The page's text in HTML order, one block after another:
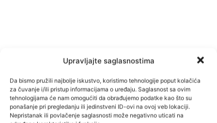
Upravljajte saglasnostima
Da bismo pružili najbolje iskustvo, koristimo tehnologije poput kolačića
za čuvanje i/ili pristup informacijama o uređaju. Saglasnost sa ovim
tehnologijama će nam omogućiti da obrađujemo podatke kao što su
ponašanje pri pregledanju ili jedinstveni ID-ovi na ovoj veb lokaciji.
Nepristanak ili povlačenje saglasnosti može negativno uticati na